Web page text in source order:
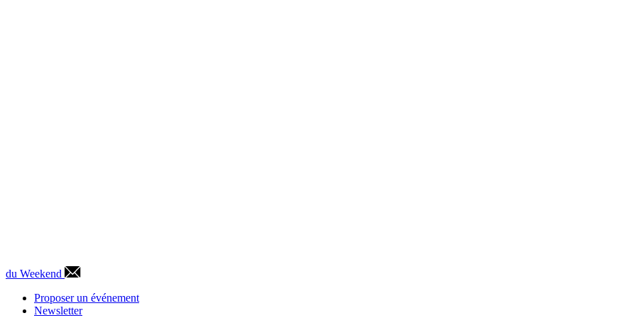
du Weekend
Proposer un événement
Newsletter